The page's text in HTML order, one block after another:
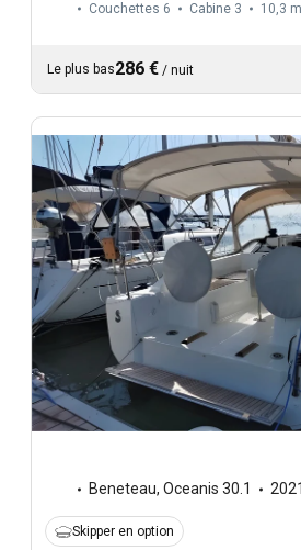
Couchettes 6 Cabine 3 10,3 m
Le plus bas286 € / nuit
Beneteau, Oceanis 30.1 2021
Skipper en option